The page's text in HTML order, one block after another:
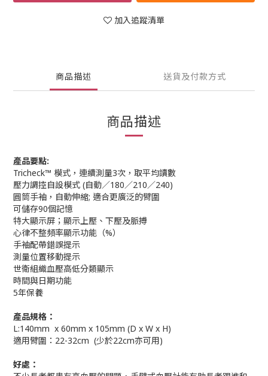
加入追蹤清單
商品描述 送貨及付款方式
商品描述
產品要點:
Tricheck™ 模式，連續測量3次，取平均讀數
壓力調控自設模式 (自動／180／210／240)
圓筒手袖，自動伸縮; 適合更廣泛的臂圍
可儲存90個記憶
特大顯示屏；顯示上壓、下壓及脈搏
心律不整頻率顯示功能（%）
手袖配帶錯誤提示
測量位置移動提示
世衛組織血壓高低分類顯示
時間與日期功能
5年保養
產品規格：
L:140mm x 60mm x 105mm (D x W x H)
適用臂圍：22-32cm (少於22cm亦可用)
好處：